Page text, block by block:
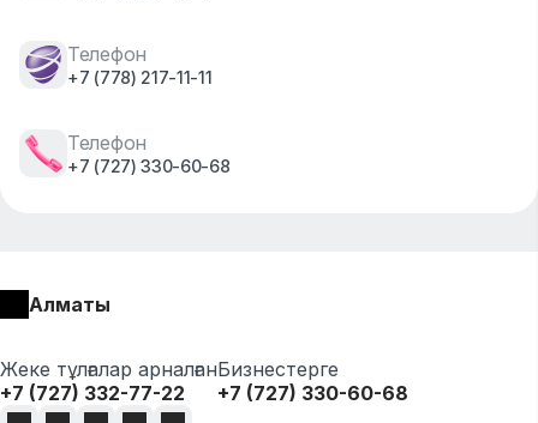
Телефон
+7 (778) 217-11-11
Телефон
+7 (727) 330-60-68
Алматы
Жеке тұлғалар арналған
+7 (727) 332-77-22
Бизнестерге
+7 (727) 330-60-68